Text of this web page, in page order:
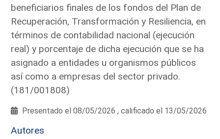
beneficiarios finales de los fondos del Plan de
Recuperación, Transformación y Resiliencia, en
términos de contabilidad nacional (ejecución
real) y porcentaje de dicha ejecución que se ha
asignado a entidades u organismos públicos
así como a empresas del sector privado.
(181/001808)
Presentado el 08/05/2026 , calificado el 13/05/2026
Autores